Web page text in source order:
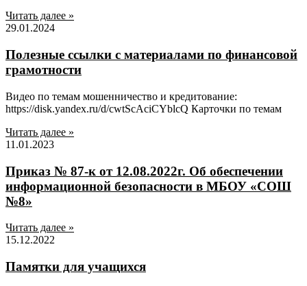
Читать далее »
29.01.2024
Полезные ссылки с материалами по финансовой
грамотности
Видео по темам мошенничество и кредитование:
https://disk.yandex.ru/d/cwtScAciCYblcQ Карточки по темам
Читать далее »
11.01.2023
Приказ № 87-к от 12.08.2022г. Об обеспечении
информационной безопасности в МБОУ «СОШ
№8»
Читать далее »
15.12.2022
Памятки для учащихся